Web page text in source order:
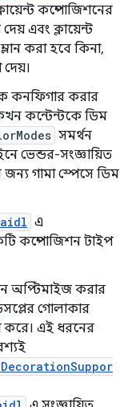
কম্পোজিশনের
এবং ক্লায়েন্ট
করা হবে কিনা,
দেয়।
কনফিগার করার
কন্টেন্টকে ডিম
সমর্থন
ভেন্ডর-সংজ্ঞায়িত
জন্য গামা স্পেসে ডিম
এ
কম্পোজিশন টাইপ
অপ্টিমাইজ করার
গোলাকার
এই ধরনের